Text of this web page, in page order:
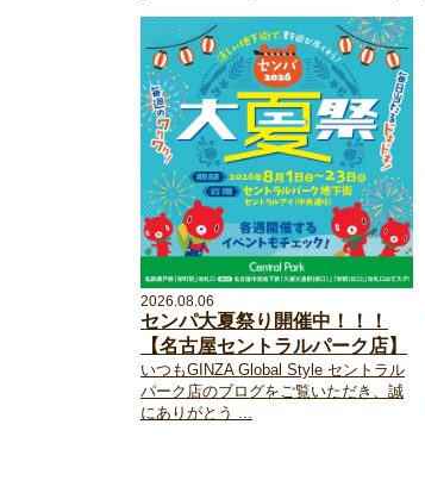
2026.08.06
センパ大夏祭り開催中！！！
【名古屋セントラルパーク店】
いつもGINZA Global Style セントラル
パーク店のブログをご覧いただき、誠
にありがとう ...